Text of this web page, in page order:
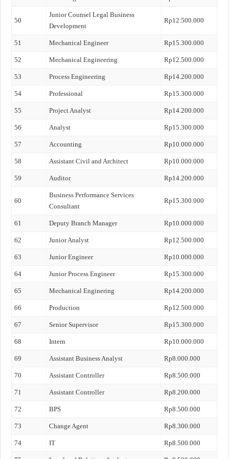
50
Junior Counsel Legal Business
Development
Rp12.500.000
51 Mechanical Engineer Rp15.300.000
52 Mechanical Engineering Rp12.500.000
53 Process Engineering Rp14.200.000
54 Professional Rp15.300.000
55 Project Analyst Rp14.200.000
56 Analyst Rp15.300.000
57 Accounting Rp10.000.000
58 Assistant Civil and Architect Rp10.000.000
59 Auditor Rp14.200.000
60
Business Performance Services
Consultant
Rp15.300.000
61 Deputy Branch Manager Rp10.000.000
62 Junior Analyst Rp12.500.000
63 Junior Engineer Rp10.000.000
64 Junior Process Engineer Rp15.300.000
65 Mechanical Enginering Rp14.200.000
66 Production Rp12.500.000
67 Senior Supervisor Rp15.300.000
68 Intern Rp10.000.000
69 Assistant Business Analyst Rp8.000.000
70 Assistant Controller Rp8.500.000
71 Assistant Controller Rp8.200.000
72 BPS Rp8.500.000
73 Change Agent Rp8.300.000
74 IT Rp8.500.000